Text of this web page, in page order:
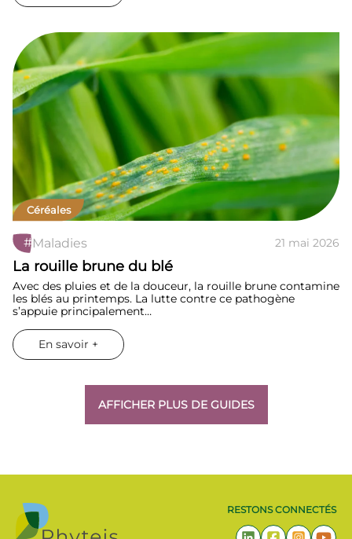
Céréales
#Maladies 21 mai 2026
La rouille brune du blé
Avec des pluies et de la douceur, la rouille brune contamine
les blés au printemps. La lutte contre ce pathogène
s’appuie principalement…
En savoir +
AFFICHER PLUS DE GUIDES
RESTONS CONNECTÉS